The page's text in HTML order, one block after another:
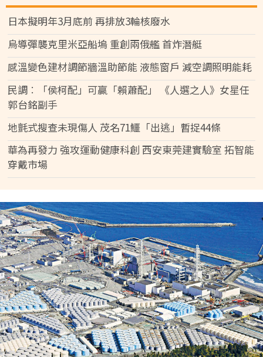
日本擬明年3月底前 再排放3輪核廢水
烏導彈襲克里米亞船塢 重創兩俄艦 首炸潛艇
感溫變色建材調節牆溫助節能 液態窗戶 減空調照明能耗
民調︰「侯柯配」可贏「賴蕭配」 《人選之人》女星任
郭台銘副手
地氈式搜查未現傷人 茂名71鱷「出逃」暫捉44條
華為再發力 強攻運動健康科創 西安東莞建實驗室 拓智能
穿戴市場